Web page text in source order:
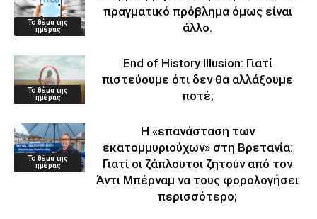
Το θέμα της
ημέρας
πραγματικό πρόβλημα όμως είναι
άλλο.
Το θέμα της
ημέρας
End of History Illusion: Γιατί
πιστεύουμε ότι δεν θα αλλάξουμε
ποτέ;
Το θέμα της
ημέρας
Η «επανάσταση των
εκατομμυριούχων» στη Βρετανία:
Γιατί οι ζάπλουτοι ζητούν από τον
Άντι Μπέρναμ να τους φορολογήσει
περισσότερο;